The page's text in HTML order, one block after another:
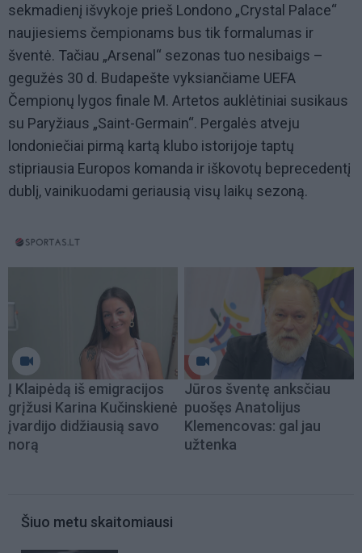
sekmadienį išvykoje prieš Londono „Crystal Palace“
naujiesiems čempionams bus tik formalumas ir
šventė. Tačiau „Arsenal“ sezonas tuo nesibaigs –
gegužės 30 d. Budapešte vyksiančiame UEFA
Čempionų lygos finale M. Artetos auklėtiniai susikaus
su Paryžiaus „Saint-Germain“. Pergalės atveju
londoniečiai pirmą kartą klubo istorijoje taptų
stipriausia Europos komanda ir iškovotų beprecedentį
dublį, vainikuodami geriausią visų laikų sezoną.
Į Klaipėdą iš emigracijos
grįžusi Karina Kučinskienė
įvardijo didžiausią savo
norą
Jūros šventę anksčiau
puošęs Anatolijus
Klemencovas: gal jau
užtenka
Šiuo metu skaitomiausi